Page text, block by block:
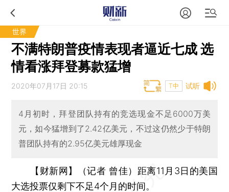
世界
不满特朗普疫情表现者逼近七成 选
情看涨拜登募款猛增
试听
2020年07月17日 20:15 T中
4月初时，拜登团队持有的竞选现金不足6000万美
元，如今猛增到了2.42亿美元，不过这仍然少于特朗
普团队持有的2.95亿美元雄厚现金
【财新网】（记者 曾佳） 距离11月3日的美国
大选投票仅剩下不足4个月的时间。